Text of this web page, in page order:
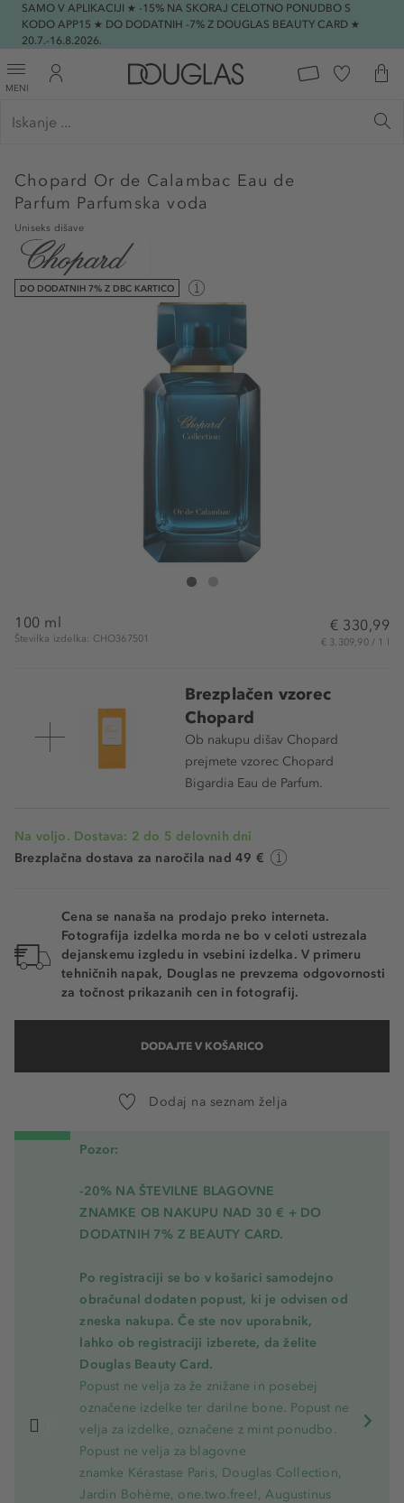
SAMO V APLIKACIJI ★ -15% NA SKORAJ CELOTNO PONUDBO S
KODO APP15 ★ DO DODATNIH -7% Z DOUGLAS BEAUTY CARD ★
20.7.-16.8.2026.
MENI
Chopard Or de Calambac Eau de
Parfum Parfumska voda
Uniseks dišave
DO DODATNIH 7% Z DBC KARTICO
Chopard Or de Calambac Eau de Parfum
100 ml
Številka izdelka: CHO367501
€ 330,99
€ 3.309,90 / 1 l
Brezplačen vzorec
Chopard
Ob nakupu dišav Chopard
prejmete vzorec Chopard
Bigardia Eau de Parfum.
Na voljo. Dostava: 2 do 5 delovnih dni
Brezplačna dostava za naročila nad 49 €
Cena se nanaša na prodajo preko interneta.
Fotografija izdelka morda ne bo v celoti ustrezala
dejanskemu izgledu in vsebini izdelka. V primeru
tehničnih napak, Douglas ne prevzema odgovornosti
za točnost prikazanih cen in fotografij.
DODAJTE V KOŠARICO
Dodaj na seznam želja
Pozor:
-20% NA ŠTEVILNE BLAGOVNE
ZNAMKE OB NAKUPU NAD 30 € + DO
DODATNIH 7% Z BEAUTY CARD.
Po registraciji se bo v košarici samodejno
obračunal dodaten popust, ki je odvisen od
zneska nakupa. Če ste nov uporabnik,
lahko ob registraciji izberete, da želite
Douglas Beauty Card.
Popust ne velja za že znižane in posebej
označene izdelke ter darilne bone. Popust ne
velja za izdelke, označene z mint ponudbo.
Popust ne velja za blagovne
znamke Kérastase Paris, Douglas Collection,
Jardin Bohème, one.two.free!, Augustinus